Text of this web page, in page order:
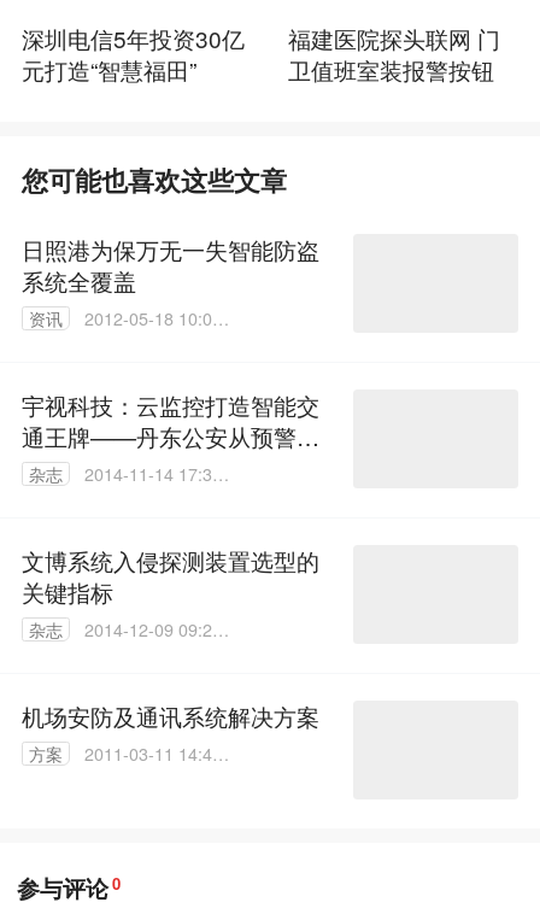
深圳电信5年投资30亿
元打造“智慧福田”
福建医院探头联网 门
卫值班室装报警按钮
您可能也喜欢这些文章
日照港为保万无一失智能防盗
系统全覆盖
资讯
2012-05-18 10:05:
宇视科技：云监控打造智能交
通王牌——丹东公安从预警到
防控
杂志
2014-11-14 17:33:
文博系统入侵探测装置选型的
关键指标
杂志
2014-12-09 09:29:
机场安防及通讯系统解决方案
方案
2011-03-11 14:47:
参与评论0